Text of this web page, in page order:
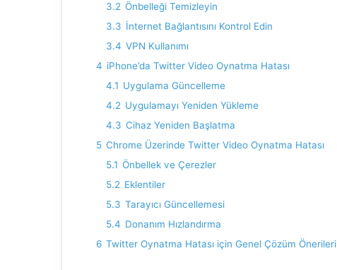
3.2 Önbelleği Temizleyin
3.3 İnternet Bağlantısını Kontrol Edin
3.4 VPN Kullanımı
4 iPhone’da Twitter Video Oynatma Hatası
4.1 Uygulama Güncelleme
4.2 Uygulamayı Yeniden Yükleme
4.3 Cihaz Yeniden Başlatma
5 Chrome Üzerinde Twitter Video Oynatma Hatası
5.1 Önbellek ve Çerezler
5.2 Eklentiler
5.3 Tarayıcı Güncellemesi
5.4 Donanım Hızlandırma
6 Twitter Oynatma Hatası için Genel Çözüm Önerileri